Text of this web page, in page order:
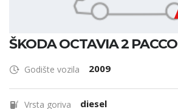
ŠKODA OCTAVIA 2 PACCO
Godište vozila 2009
Vrsta goriva diesel